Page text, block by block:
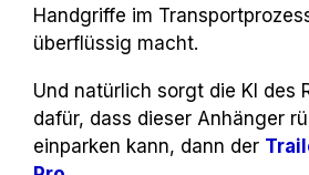
Handgriffe im
überflüssig macht.
Und natürlich sorgt die KI des
dafür, dass dieser Anhänger
einparken kann, dann der